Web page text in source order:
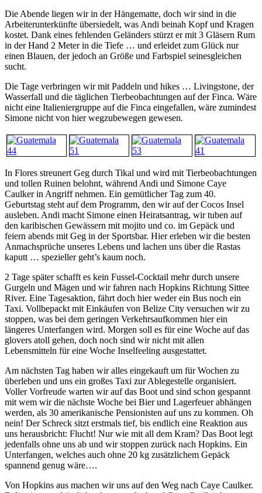
Die Abende liegen wir in der Hängematte, doch wir sind in die
Arbeiterunterkünfte übersiedelt, was Andi beinah Kopf und Kragen
kostet. Dank eines fehlenden Geländers stürzt er mit 3 Gläsern Rum
in der Hand 2 Meter in die Tiefe … und erleidet zum Glück nur
einen Blauen, der jedoch an Größe und Farbspiel seinesgleichen
sucht.
Die Tage verbringen wir mit Paddeln und hikes … Livingstone, der
Wasserfall und die täglichen Tierbeobachtungen auf der Finca. Wäre
nicht eine Italieniergruppe auf die Finca eingefallen, wäre zumindest
Simone nicht von hier wegzubewegen gewesen.
In Flores streunert Geg durch Tikal und wird mit Tierbeobachtungen
und tollen Ruinen belohnt, während Andi und Simone Caye
Caulker in Angriff nehmen. Ein gemütlicher Tag zum 40.
Geburtstag steht auf dem Programm, den wir auf der Cocos Insel
ausleben. Andi macht Simone einen Heiratsantrag, wir tuben auf
den karibischen Gewässern mit mojito und co. im Gepäck und
feiern abends mit Geg in der Sportsbar. Hier erleben wir die besten
Anmachsprüche unseres Lebens und lachen uns über die Rastas
kaputt … spezieller geht’s kaum noch.
2 Tage später schafft es kein Fussel-Cocktail mehr durch unsere
Gurgeln und Mägen und wir fahren nach Hopkins Richtung Sittee
River. Eine Tagesaktion, fährt doch hier weder ein Bus noch ein
Taxi. Vollbepackt mit Einkäufen von Belize City versuchen wir zu
stoppen, was bei dem geringen Verkehrsaufkommen hier ein
längeres Unterfangen wird. Morgen soll es für eine Woche auf das
glovers atoll gehen, doch noch sind wir nicht mit allen
Lebensmitteln für eine Woche Inselfeeling ausgestattet.
Am nächsten Tag haben wir alles eingekauft um für Wochen zu
überleben und uns ein großes Taxi zur Ablegestelle organisiert.
Voller Vorfreude warten wir auf das Boot und sind schon gespannt
mit wem wir die nächste Woche bei Bier und Lagerfeuer abhängen
werden, als 30 amerikanische Pensionisten auf uns zu kommen. Oh
nein! Der Schreck sitzt erstmals tief, bis endlich eine Reaktion aus
uns herausbricht: Flucht! Nur wie mit all dem Kram? Das Boot legt
jedenfalls ohne uns ab und wir stoppen zurück nach Hopkins. Ein
Unterfangen, welches auch ohne 20 kg zusätzlichem Gepäck
spannend genug wäre….
Von Hopkins aus machen wir uns auf den Weg nach Caye Caulker.